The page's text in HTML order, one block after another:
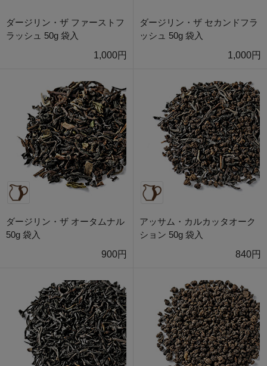
ダージリン・ザ ファーストフ
ラッシュ 50g 袋入
1,000円
ダージリン・ザ セカンドフラ
ッシュ 50g 袋入
1,000円
ダージリン・ザ オータムナル
50g 袋入
900円
アッサム・カルカッタオーク
ション 50g 袋入
840円